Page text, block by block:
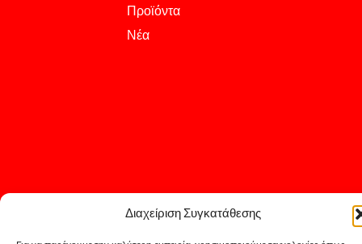
Διαχείριση Συγκατάθεσης
Προϊόντα
Νέα